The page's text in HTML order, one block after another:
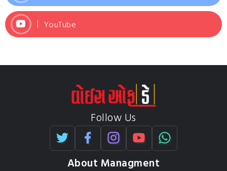
YouTube
Follow Us
About Managment